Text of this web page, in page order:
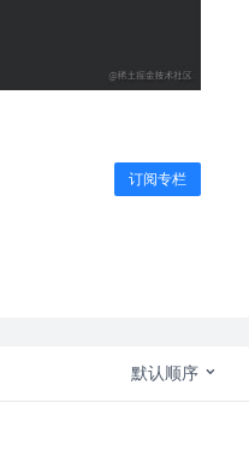
订阅专栏
默认顺序